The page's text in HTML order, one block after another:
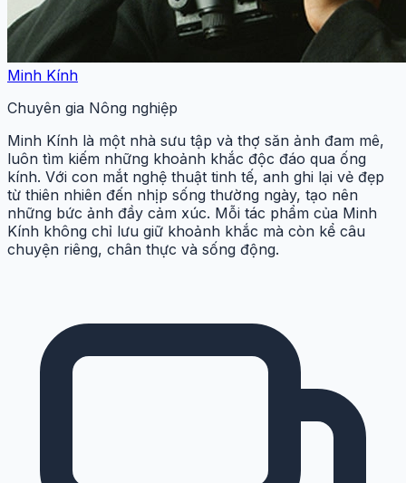
Minh Kính
Chuyên gia Nông nghiệp
Minh Kính là một nhà sưu tập và thợ săn ảnh đam mê,
luôn tìm kiếm những khoảnh khắc độc đáo qua ống
kính. Với con mắt nghệ thuật tinh tế, anh ghi lại vẻ đẹp
từ thiên nhiên đến nhịp sống thường ngày, tạo nên
những bức ảnh đầy cảm xúc. Mỗi tác phẩm của Minh
Kính không chỉ lưu giữ khoảnh khắc mà còn kể câu
chuyện riêng, chân thực và sống động.